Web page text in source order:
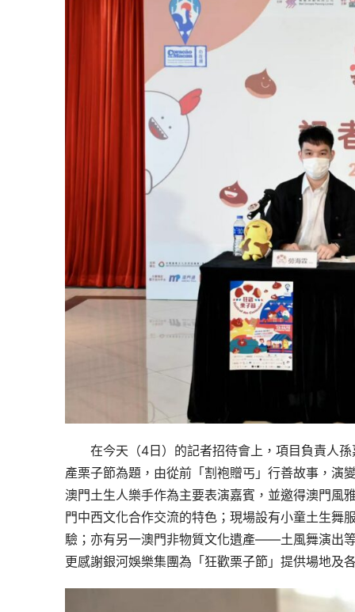
在今天（4日）的記者招待會上，項目負責人
產栗子節為題，由從前「割袍贈丐」行善故事，演
澳門土生人樂手作為主要表演嘉賓，並邀得澳門風
門中西文化合作交流的特色；現場設有小童土生舞
驗；亦有另一澳門非物質文化遺產——土風舞演出
更感謝銀河娛樂集團為「狂歡栗子節」提供場地及